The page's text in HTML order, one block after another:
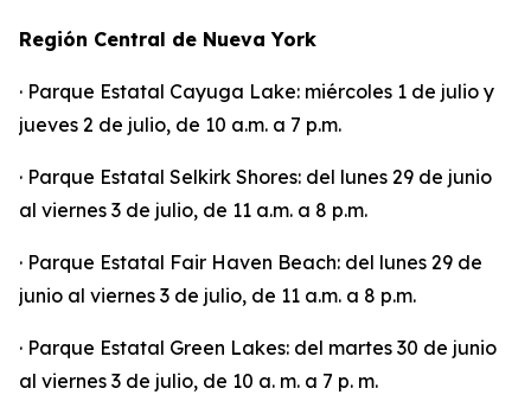
Región Central de Nueva York
· Parque Estatal Cayuga Lake: miércoles 1 de julio y
jueves 2 de julio, de 10 a.m. a 7 p.m.
· Parque Estatal Selkirk Shores: del lunes 29 de junio
al viernes 3 de julio, de 11 a.m. a 8 p.m.
· Parque Estatal Fair Haven Beach: del lunes 29 de
junio al viernes 3 de julio, de 11 a.m. a 8 p.m.
· Parque Estatal Green Lakes: del martes 30 de junio
al viernes 3 de julio, de 10 a. m. a 7 p. m.